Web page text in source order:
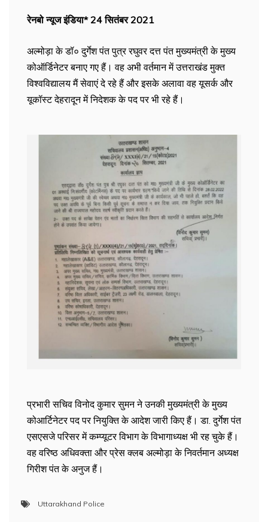
रेनबो न्यूज इंडिया* 24 सितंबर 2021
अल्मोड़ा के डॉ० दुर्गेश पंत पुत्र रघुवर दत्त पंत मुख्यमंत्री के मुख्य
कोऑर्डिनेटर बनाए गए हैं। वह अभी वर्तमान में उत्तराखंड मुक्त
विश्वविद्यालय मैं सेवाएं दे रहे हैं और इसके अलावा वह यूसर्क और
यूकॉस्ट देहरादून में निदेशक के पद पर भी रहे हैं।
प्रभारी सचिव विनोद कुमार सुमन ने उनकी मुख्यमंत्री के मुख्य
कोआर्टिनेटर पद पर नियुक्ति के आदेश जारी किए हैं। डा. दुर्गेश पंत
एसएसजे परिसर में कम्प्यूटर विभाग के विभागाध्यक्ष भी रह चुके हैं।
वह वरिष्ठ अधिवक्ता और प्रेस क्लब अल्मोड़ा के निवर्तमान अध्यक्ष
गिरीश पंत के अनुज हैं।
Uttarakhand Police